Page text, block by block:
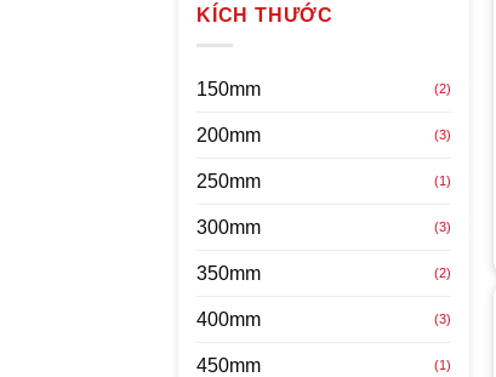
KÍCH THƯỚC
150mm (2)
200mm (3)
250mm (1)
300mm (3)
350mm (2)
400mm (3)
450mm (1)